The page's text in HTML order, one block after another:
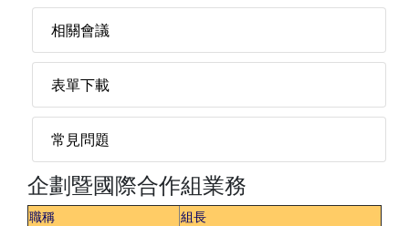
相關會議
表單下載
常見問題
企劃暨國際合作組業務
職稱 組長